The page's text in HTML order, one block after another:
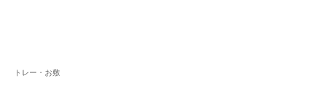
トレー・お敷